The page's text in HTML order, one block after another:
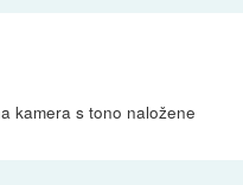
kamera s tono naložene